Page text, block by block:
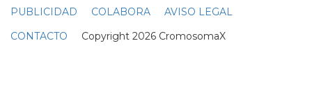
PUBLICIDAD COLABORA
AVISO LEGAL
CONTACTO Copyright 2026 CromosomaX